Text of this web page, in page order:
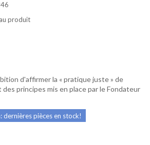
produit
d'affirmer la « pratique juste » de
principes mis en place par le Fondateur
dernières pièces en stock!